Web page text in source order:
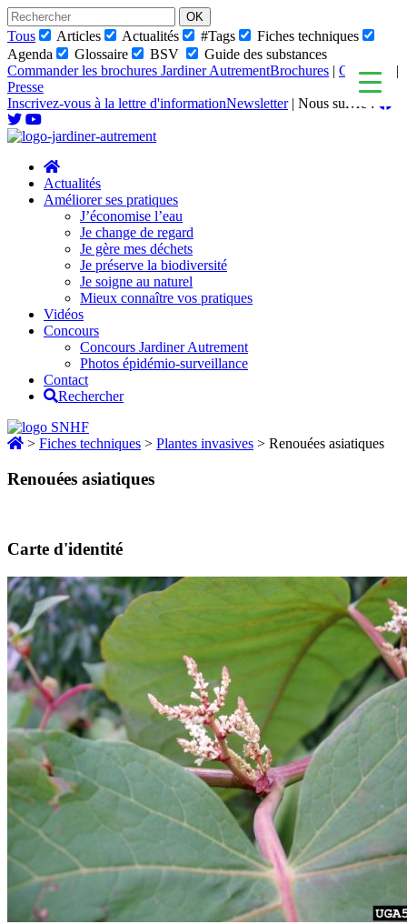
Skip
to
content
Tous Articles Actualités #Tags
Fiches techniques
Agenda
Glossaire BSV
Guide des substances
Commander les brochures Jardiner AutrementBrochures | Glossaire
|
Presse
Inscrivez-vous à la lettre d'informationNewsletter| Nous suivre :
Actualités
Améliorer ses pratiques
J’économise l’eau
Je change de regard
Je gère mes déchets
Je préserve la biodiversité
Je soigne au naturel
Mieux connaître vos pratiques
Vidéos
Concours
Concours Jardiner Autrement
Photos épidémio-surveillance
Contact
Rechercher
> Fiches techniques > Plantes invasives > Renouées asiatiques
Renouées asiatiques
Carte d'identité